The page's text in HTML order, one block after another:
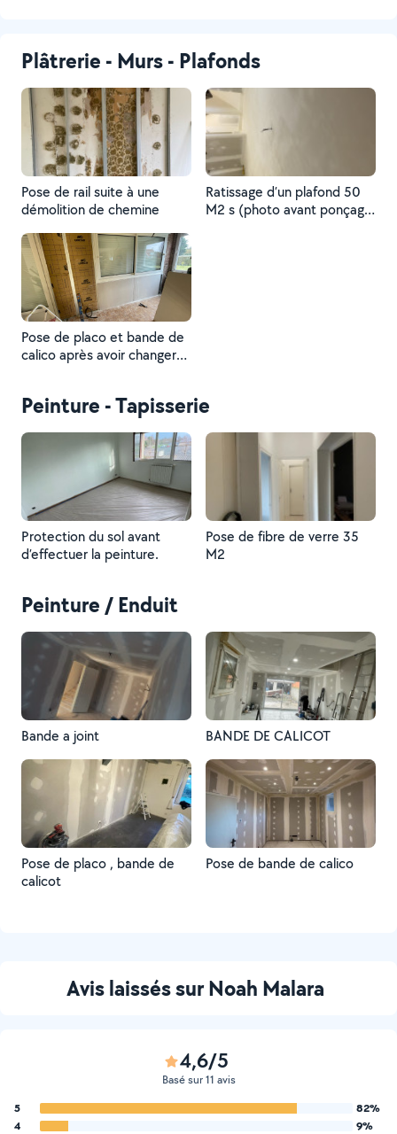
Plâtrerie - Murs - Plafonds
Pose de rail suite à une
démolition de chemine
Ratissage d’un plafond 50
M2 s (photo avant ponçage
Pose de placo et bande de
calico après avoir changer
Peinture - Tapisserie
Protection du sol avant
d’effectuer la peinture.
Pose de fibre de verre 35
M2
Peinture / Enduit
Bande a joint BANDE DE CALICOT
Pose de placo , bande de
calicot
Pose de bande de calico
Avis laissés sur Noah Malara
4,6/5
Basé sur 11 avis
5
82%
4
9%